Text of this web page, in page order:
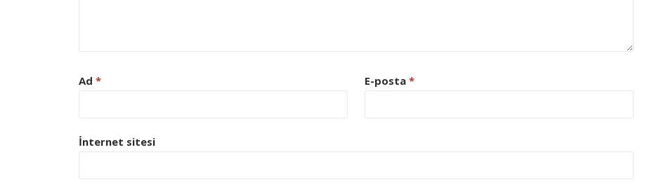
Ad * E-posta *
İnternet sitesi